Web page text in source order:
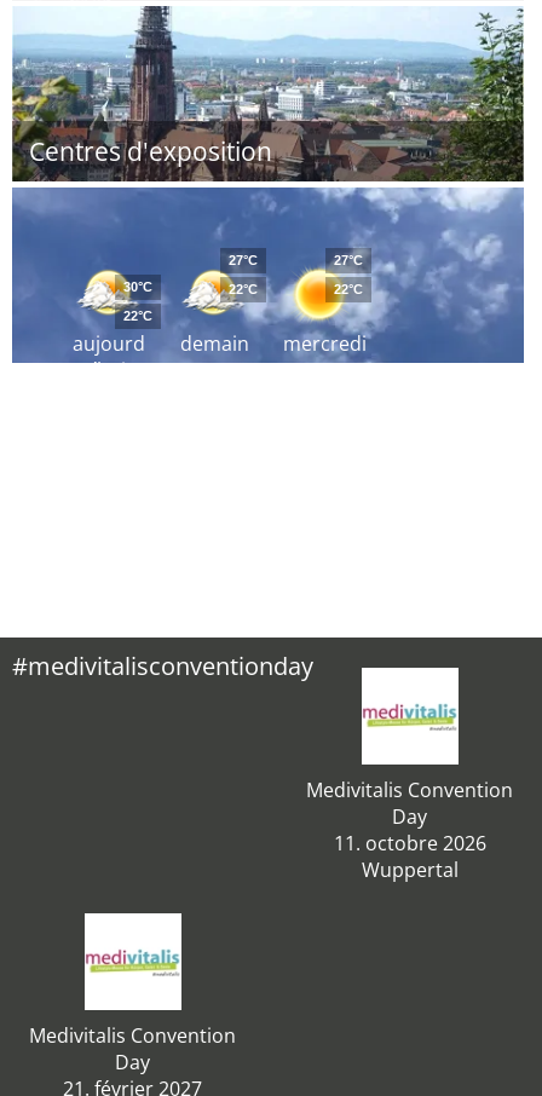
Centres d'exposition
aujourd
´hui
30°C
22°C
demain
27°C
22°C
mercredi
27°C
22°C
#medivitalisconventionday
Medivitalis Convention
Day
11. octobre 2026
Wuppertal
Medivitalis Convention
Day
21. février 2027